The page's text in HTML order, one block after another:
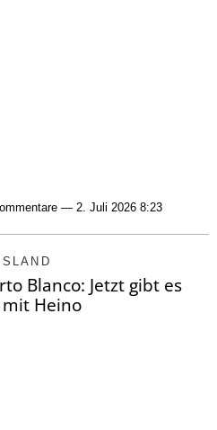
— 2. Juli 2026 8:23
Blanco: Jetzt gibt es
Heino